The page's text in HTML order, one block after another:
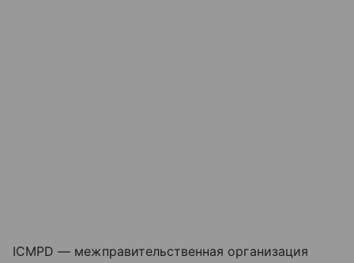
ICMPD — межправительственная организация